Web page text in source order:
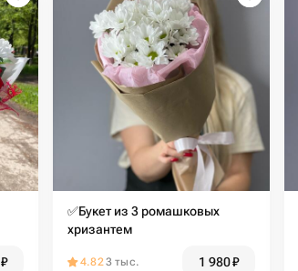
₽
✅Букет из 3 ромашковых
хризантем
4.823 тыс. 1 980₽